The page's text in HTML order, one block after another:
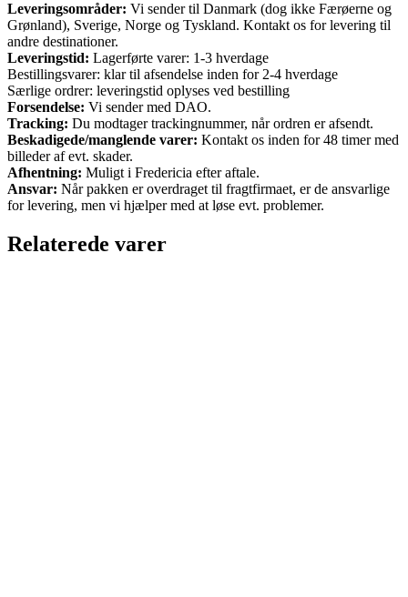
Leveringsområder: Vi sender til Danmark (dog ikke Færøerne og
Grønland), Sverige, Norge og Tyskland. Kontakt os for levering til
andre destinationer.
Leveringstid: Lagerførte varer: 1-3 hverdage
Bestillingsvarer: klar til afsendelse inden for 2-4 hverdage
Særlige ordrer: leveringstid oplyses ved bestilling
Forsendelse: Vi sender med DAO.
Tracking: Du modtager trackingnummer, når ordren er afsendt.
Beskadigede/manglende varer: Kontakt os inden for 48 timer med
billeder af evt. skader.
Afhentning: Muligt i Fredericia efter aftale.
Ansvar: Når pakken er overdraget til fragtfirmaet, er de ansvarlige
for levering, men vi hjælper med at løse evt. problemer.
Relaterede varer